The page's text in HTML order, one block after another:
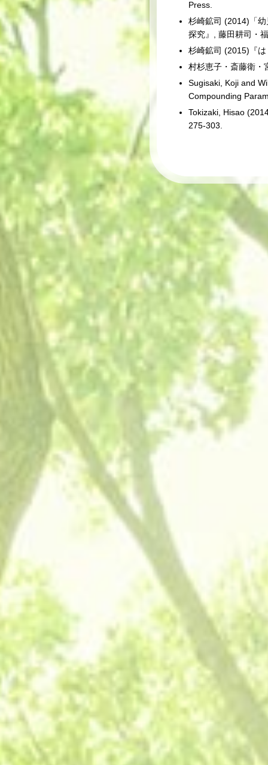
Press.
杉崎鉱司 (2014)「
探究』, 藤田耕司・
杉崎鉱司 (2015)『
村杉恵子・斎藤衛・
Sugisaki, Koji and
Compounding
Tokizaki, Hisao
275-303.